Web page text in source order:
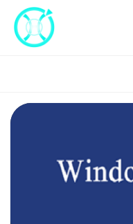
content